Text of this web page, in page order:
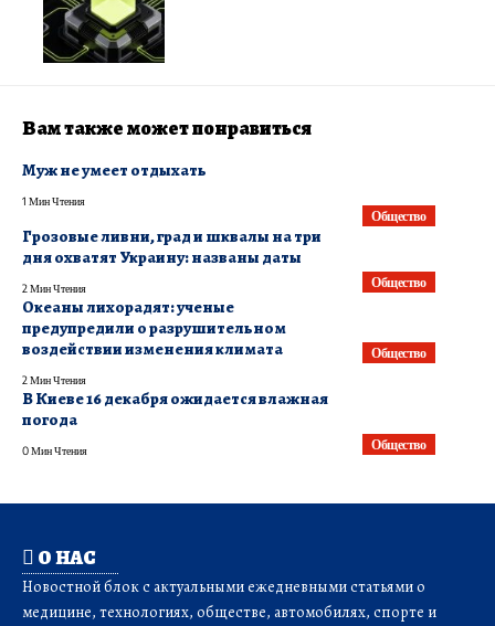
Вам также может понравиться
Общество
Муж не умеет отдыхать
1 Мин Чтения
Общество
Грозовые ливни, град и шквалы на три
дня охватят Украину: названы даты
2 Мин Чтения
Общество
Океаны лихорадят: ученые
предупредили о разрушительном
воздействии изменения климата
2 Мин Чтения
Общество
В Киеве 16 декабря ожидается влажная
погода
0 Мин Чтения
О НАС
Новостной блок с актуальными ежедневными статьями о
медицине, технологиях, обществе, автомобилях, спорте и